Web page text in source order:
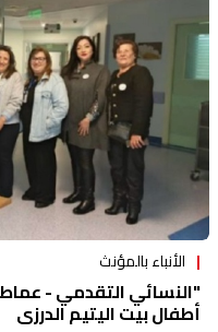
الأنباء بالمؤنث
"النسائي التقدمي -
أطفال بيت اليتيم الدرزي